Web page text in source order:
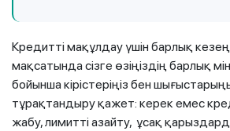
Кредитті мақұлдау үшін барлық
мақсатында сізге өзіңіздің барлық
бойынша кірістеріңіз бен
тұрақтандыру қажет: керек емес
жабу, лимитті азайту, ұсақ